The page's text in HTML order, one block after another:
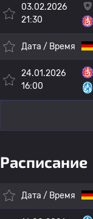
03.02.2026
21:30
Дата / Время
24.01.2026
16:00
Расписание
Дата / Время